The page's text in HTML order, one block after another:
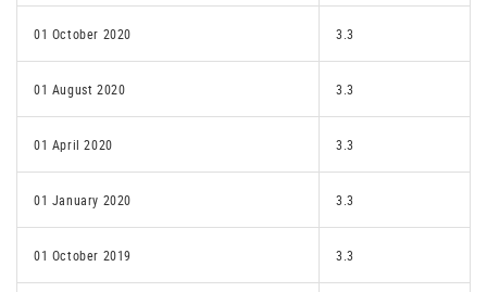
01 October 2020 3.3
01 August 2020 3.3
01 April 2020 3.3
01 January 2020 3.3
01 October 2019 3.3